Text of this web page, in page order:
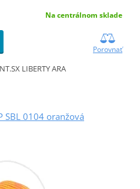
Na centrálnom sklade
Porovnať
LIBERTY ARA
SBL 0104 oranžová